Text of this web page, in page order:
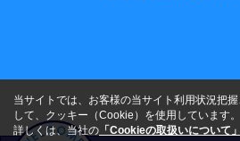
当サイトでは、お客様の当サイト利用状況把
して、クッキー（Cookie）を使用しています。
詳しくは、当社の 「Cookieの取扱いについて」